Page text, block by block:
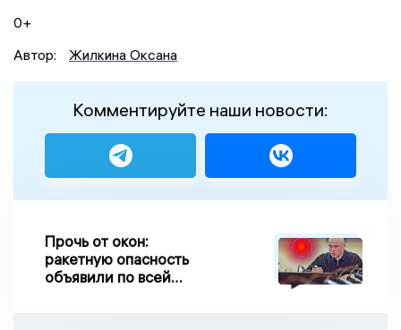
0+
Автор:
Жилкина Оксана
Комментируйте наши новости:
Прочь от окон:
ракетную опасность
объявили по всей